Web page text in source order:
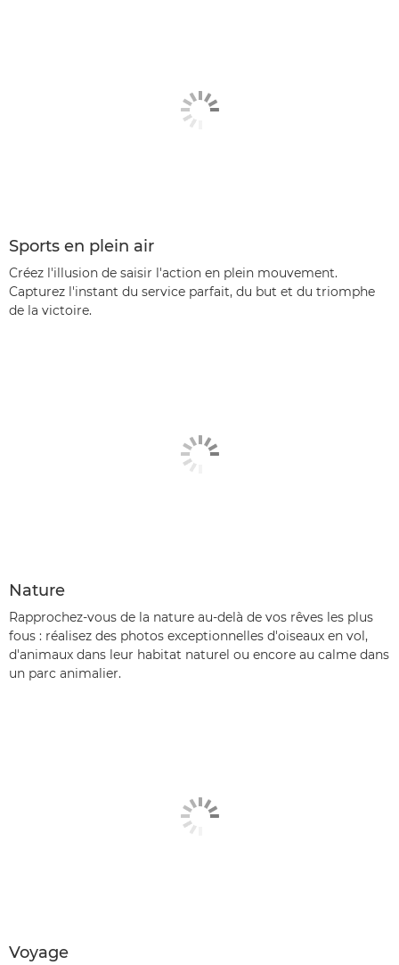
Sports en plein air
Créez l'illusion de saisir l'action en plein mouvement.
Capturez l'instant du service parfait, du but et du triomphe
de la victoire.
Nature
Rapprochez-vous de la nature au-delà de vos rêves les plus
fous : réalisez des photos exceptionnelles d'oiseaux en vol,
d'animaux dans leur habitat naturel ou encore au calme dans
un parc animalier.
Voyage